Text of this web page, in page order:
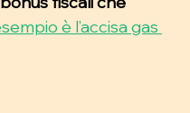
è l’accisa gas